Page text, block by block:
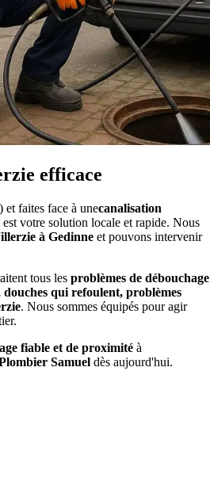
efficace
faites face à unecanalisation
est votre solution locale et rapide. Nous
à Gedinne et pouvons intervenir
tous les problèmes de débouchage
qui refoulent, problèmes
. Nous sommes équipés pour agir
fiable et de proximité à
Samuel dès aujourd'hui.